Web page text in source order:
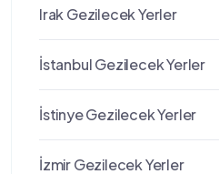
Irak Gezilecek Yerler
İstanbul Gezilecek Yerler
İstinye Gezilecek Yerler
İzmir Gezilecek Yerler